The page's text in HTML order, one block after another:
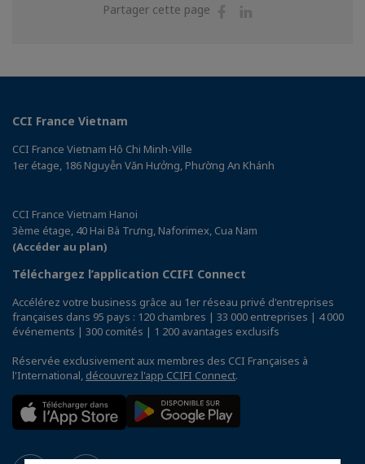
Partager cette page
Partager
CCI France Vietnam
CCI France Vietnam Hô Chi Minh-Ville
1er étage, 186 Nguyễn Văn Hưởng, Phường An Khánh
CCI France Vietnam Hanoi
3ème étage, 40 Hai Bà Trưng, Naforimex, Cua Nam
(Accéder au plan)
Téléchargez l’application CCIFI Connect
Accélérez votre business grâce au 1er réseau privé d'entreprises
françaises dans 95 pays : 120 chambres | 33 000 entreprises | 4 000
événements | 300 comités | 1 200 avantages exclusifs
Réservée exclusivement aux membres des CCI Françaises à
l'International, découvrez l'app CCIFI Connect.